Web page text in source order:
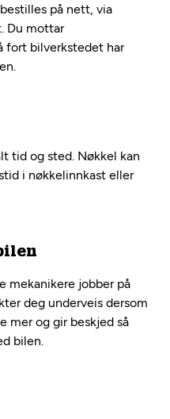
på nett, via
Du mottar
fort bilverkstedet har
tid og sted. Nøkkel kan
i nøkkelinnkast eller
mekanikere jobber på
deg underveis dersom
mer og gir beskjed så
bilen.